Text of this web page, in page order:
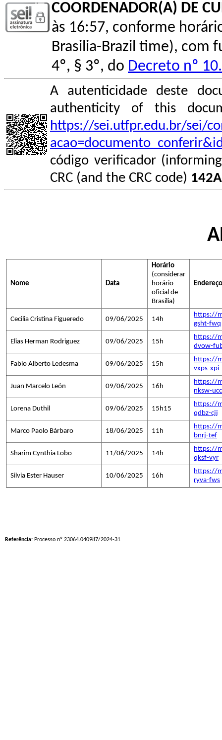
COORDENADOR(A) DE
às 16:57, conforme
Brasilia-Brazil time), com
4º, § 3º, do Decreto nº
A autenticidade deste
authenticity of this
https://sei.utfpr.edu.br/sei/
código verificador
CRC (and the CRC code)
Nome Data
Horário
(considerar
horário
oficial de
Brasília)
Cecilia Cristina Figueredo 09/06/2025 14h
https://
gsht-fwq
Elias Herman Rodriguez 09/06/2025 15h
https://
dvow-
Fabio Alberto Ledesma 09/06/2025 15h
https://
vxps-xpi
Juan Marcelo León 09/06/2025 16h
https://
nksw-ucc
Lorena Duthil 09/06/2025 15h15
https://
qdbz-cjj
Marco Paolo Bárbaro 18/06/2025 11h
https://
bnrj-tef
Sharim Cynthia Lobo 11/06/2025 14h
https://
qksf-vyr
Silvia Ester Hauser 10/06/2025 16h
https://
ryva-fws
Referência: Processo nº 23064.040987/2024-31